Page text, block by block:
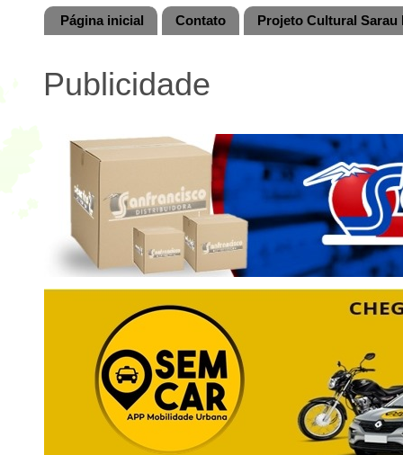
Página inicial Contato Projeto Cultural
Publicidade